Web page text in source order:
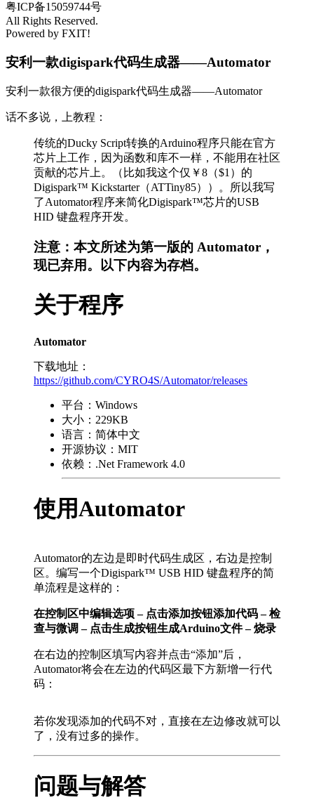
粤ICP备15059744号
All Rights Reserved.
Powered by FXIT!
安利一款digispark代码生成器——Automator
安利一款很方便的digispark代码生成器——Automator
话不多说，上教程：
传统的Ducky Script转换的Arduino程序只能在官方
芯片上工作，因为函数和库不一样，不能用在社区
贡献的芯片上。（比如我这个仅￥8（$1）的
Digispark™ Kickstarter（ATTiny85））。所以我写
了Automator程序来简化Digispark™芯片的USB
HID 键盘程序开发。
注意：本文所述为第一版的 Automator，
现已弃用。以下内容为存档。
关于程序
Automator
下载地址：
https://github.com/CYRO4S/Automator/releases
平台：Windows
大小：229KB
语言：简体中文
开源协议：MIT
依赖：.Net Framework 4.0
使用Automator
Automator的左边是即时代码生成区，右边是控制
区。编写一个Digispark™ USB HID 键盘程序的简
单流程是这样的：
在控制区中编辑选项 – 点击添加按钮添加代码 – 检
查与微调 – 点击生成按钮生成Arduino文件 – 烧录
在右边的控制区填写内容并点击“添加”后，
Automator将会在左边的代码区最下方新增一行代
码：
若你发现添加的代码不对，直接在左边修改就可以
了，没有过多的操作。
问题与解答